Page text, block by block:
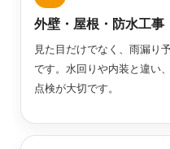
外壁・屋根・防水工事
見た目だけでなく、雨漏り
です。水回りや内装と違い
点検が大切です。